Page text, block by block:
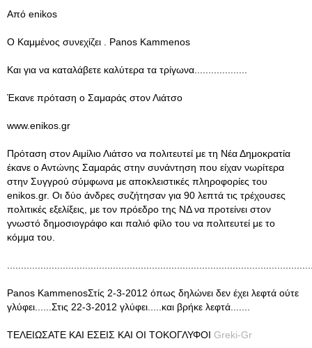
Από enikos
Ο Καμμένος συνεχίζει . Panos Kammenos
Και για να καταλάβετε καλύτερα τα τρίγωνα...................
Έκανε πρόταση ο Σαμαράς στον Λιάτσο
www.enikos.gr
Πρόταση στον Αιμίλιο Λιάτσο να πολιτευτεί με τη Νέα Δημοκρατία
έκανε ο Αντώνης Σαμαράς στην συνάντηση που είχαν νωρίτερα
στην Συγγρού σύμφωνα με αποκλειστικές πληροφορίες του
enikos.gr. Οι δύο άνδρες συζήτησαν για 90 λεπτά τις τρέχουσες
πολιτικές εξελίξεις, με τον πρόεδρο της ΝΔ να προτείνει στον
γνωστό δημοσιογράφο και παλιό φίλο του να πολιτευτεί με το
κόμμα του.
Panos KammenosΣτίς 2-3-2012 όπως δηλώνει δεν έχει λεφτά ούτε
γλύφει......Στις 22-3-2012 γλύφει.....και βρήκε λεφτά.......
ΤΕΛΕΙΩΣΑΤΕ ΚΑΙ ΕΣΕΙΣ ΚΑΙ ΟΙ ΤΟΚΟΓΛΥΦΟΙ Greki-Gr